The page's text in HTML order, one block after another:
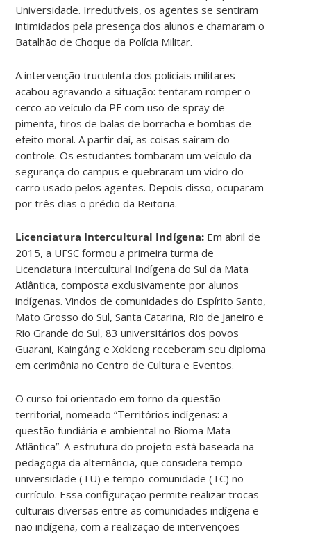
Universidade. Irredutíveis, os agentes se sentiram
intimidados pela presença dos alunos e chamaram o
Batalhão de Choque da Polícia Militar.
A intervenção truculenta dos policiais militares
acabou agravando a situação: tentaram romper o
cerco ao veículo da PF com uso de spray de
pimenta, tiros de balas de borracha e bombas de
efeito moral. A partir daí, as coisas saíram do
controle. Os estudantes tombaram um veículo da
segurança do campus e quebraram um vidro do
carro usado pelos agentes. Depois disso, ocuparam
por três dias o prédio da Reitoria.
Licenciatura Intercultural Indígena: Em abril de
2015, a UFSC formou a primeira turma de
Licenciatura Intercultural Indígena do Sul da Mata
Atlântica, composta exclusivamente por alunos
indígenas. Vindos de comunidades do Espírito Santo,
Mato Grosso do Sul, Santa Catarina, Rio de Janeiro e
Rio Grande do Sul, 83 universitários dos povos
Guarani, Kaingáng e Xokleng receberam seu diploma
em cerimônia no Centro de Cultura e Eventos.
O curso foi orientado em torno da questão
territorial, nomeado “Territórios indígenas: a
questão fundiária e ambiental no Bioma Mata
Atlântica”. A estrutura do projeto está baseada na
pedagogia da alternância, que considera tempo-
universidade (TU) e tempo-comunidade (TC) no
currículo. Essa configuração permite realizar trocas
culturais diversas entre as comunidades indígena e
não indígena, com a realização de intervenções